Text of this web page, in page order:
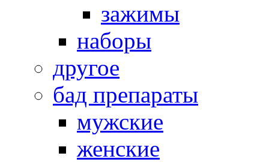
зажимы
наборы
другое
бад препараты
мужские
женские